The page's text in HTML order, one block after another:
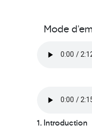
Mode
1. Introduction